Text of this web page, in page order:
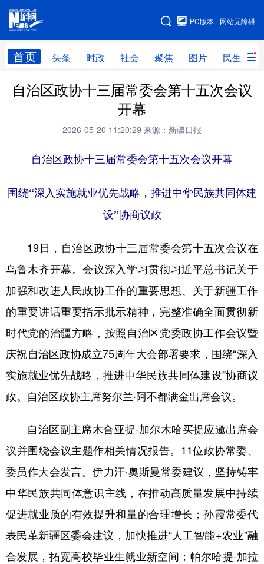
网站无障碍
PC版本
首页 头条 时政 社会 聚焦 图片 民生
网站地图
头条 时政 社会 聚焦
服务
云游新疆 云端悦读 云看书画 光影新疆
人事频道 融媒体联播 廉政频道 新华视角看新疆
辽宁 吉林 上海 江苏
浙江 安徽 福建 江西
山东 河南 湖北 湖南
广东 广西 海南 重庆
四川 贵州 云南 西藏
新疆 内蒙古 黑龙江
多语种频道
Русский язык 日本語 한국어
Deutsch Português
自治区政协十三届常委会第十五次会议
开幕
2026-05-20 11:20:29 来源：新疆日报
自治区政协十三届常委会第十五次会议开幕
围绕“深入实施就业优先战略，推进中华民族共同体建
设”协商议政
19日，自治区政协十三届常委会第十五次会议在
乌鲁木齐开幕。会议深入学习贯彻习近平总书记关于
加强和改进人民政协工作的重要思想、关于新疆工作
的重要讲话重要指示批示精神，完整准确全面贯彻新
时代党的治疆方略，按照自治区党委政协工作会议暨
庆祝自治区政协成立75周年大会部署要求，围绕“深入
实施就业优先战略，推进中华民族共同体建设”协商议
政。自治区政协主席努尔兰·阿不都满金出席会议。
自治区副主席木合亚提·加尔木哈买提应邀出席会
议并围绕会议主题作相关情况报告。11位政协常委、
委员作大会发言。伊力汗·奥斯曼常委建议，坚持铸牢
中华民族共同体意识主线，在推动高质量发展中持续
促进就业质的有效提升和量的合理增长；孙霞常委代
表民革新疆区委会建议，加快推进“人工智能+农业”融
合发展，拓宽高校毕业生就业新空间；帕尔哈提·加拉